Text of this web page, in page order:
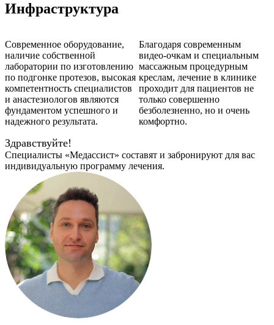
Инфраструктура
Современное оборудование,
наличие собственной
лаборатории по изготовлению
по подгонке протезов, высокая
компетентность специалистов
и анастезиологов являются
фундаментом успешного и
надежного результата.
Благодаря современным
видео-очкам и специальным
массажным процедурным
креслам, лечение в клинике
проходит для пациентов не
только совершенно
безболезненно, но и очень
комфортно.
Здравствуйте!
Специалисты «Медассист» составят и забронируют для вас
индивидуальную программу лечения.